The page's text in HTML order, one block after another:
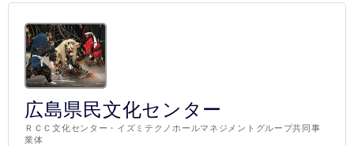
広島県民文化センター
ＲＣＣ文化センター・イズミテクノホールマネジメントグループ共同事
業体